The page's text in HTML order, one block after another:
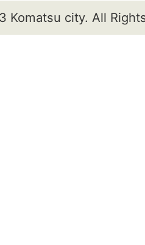
Komatsu city. All